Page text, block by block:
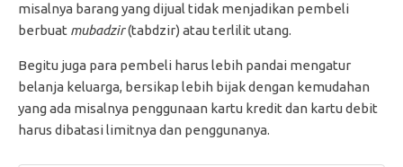
misalnya barang yang dijual tidak menjadikan pembeli
berbuat mubadzir(tabdzir) atau terlilit utang.
Begitu juga para pembeli harus lebih pandai mengatur
belanja keluarga, bersikap lebih bijak dengan kemudahan
yang ada misalnya penggunaan kartu kredit dan kartu debit
harus dibatasi limitnya dan penggunanya.